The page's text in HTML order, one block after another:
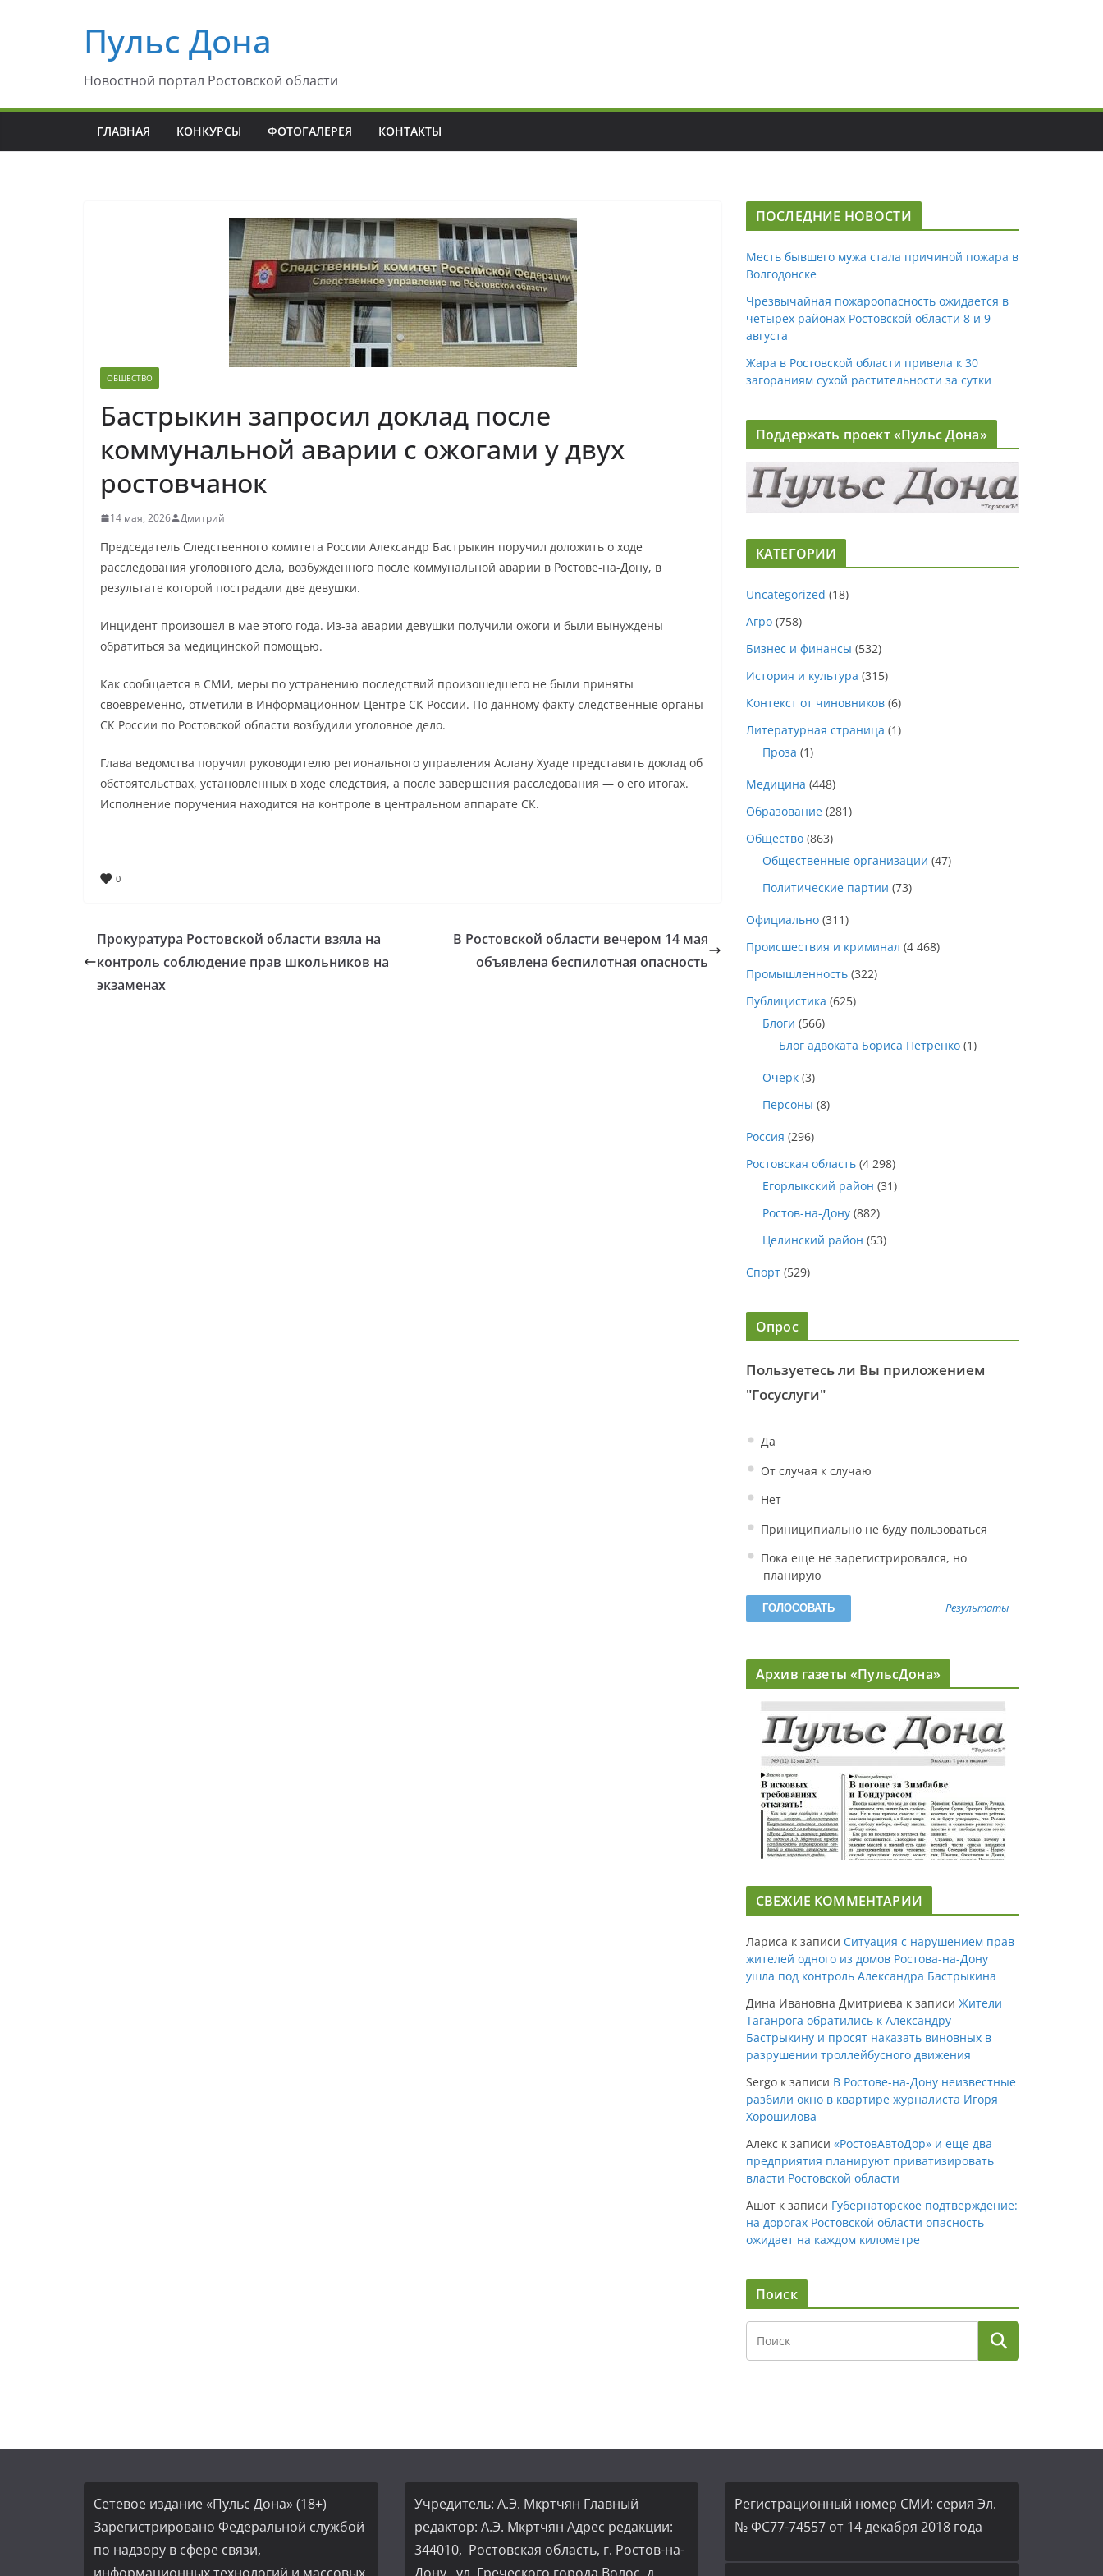
содержимомуПульс Дона
Новостной портал Ростовской области
ГЛАВНАЯ КОНКУРСЫ ФОТОГАЛЕРЕЯ КОНТАКТЫ
ОБЩЕСТВО
Бастрыкин запросил доклад после
коммунальной аварии с ожогами у двух
ростовчанок
14 мая, 2026 Дмитрий
Председатель Следственного комитета России Александр Бастрыкин поручил доложить о ходе
расследования уголовного дела, возбужденного после коммунальной аварии в Ростове-на-Дону, в
результате которой пострадали две девушки.
Инцидент произошел в мае этого года. Из-за аварии девушки получили ожоги и были вынуждены
обратиться за медицинской помощью.
Как сообщается в СМИ, меры по устранению последствий произошедшего не были приняты
своевременно, отметили в Информационном Центре СК России. По данному факту следственные органы
СК России по Ростовской области возбудили уголовное дело.
Глава ведомства поручил руководителю регионального управления Аслану Хуаде представить доклад об
обстоятельствах, установленных в ходе следствия, а после завершения расследования — о его итогах.
Исполнение поручения находится на контроле в центральном аппарате СК.
0
Прокуратура Ростовской области взяла на
контроль соблюдение прав школьников на
экзаменах
В Ростовской области вечером 14 мая
объявлена беспилотная опасность
ПОСЛЕДНИЕ НОВОСТИ
Месть бывшего мужа стала причиной пожара в
Волгодонске
Чрезвычайная пожароопасность ожидается в
четырех районах Ростовской области 8 и 9
августа
Жара в Ростовской области привела к 30
загораниям сухой растительности за сутки
Поддержать проект «Пульс Дона»
КАТЕГОРИИ
Uncategorized (18)
Агро (758)
Бизнес и финансы (532)
История и культура (315)
Контекст от чиновников (6)
Литературная страница (1)
Проза (1)
Медицина (448)
Образование (281)
Общество (863)
Общественные организации (47)
Политические партии (73)
Официально (311)
Происшествия и криминал (4 468)
Промышленность (322)
Публицистика (625)
Блоги (566)
Блог адвоката Бориса Петренко (1)
Очерк (3)
Персоны (8)
Россия (296)
Ростовская область (4 298)
Егорлыкский район (31)
Ростов-на-Дону (882)
Целинский район (53)
Спорт (529)
Опрос
Пользуетесь ли Вы приложением
"Госуслуги"
Да
От случая к случаю
Нет
Приниципиально не буду пользоваться
Пока еще не зарегистрировался, но
планирую
Результаты
Архив газеты «ПульсДона»
СВЕЖИЕ КОММЕНТАРИИ
Лариса к записи Ситуация с нарушением прав
жителей одного из домов Ростова-на-Дону
ушла под контроль Александра Бастрыкина
Дина Ивановна Дмитриева к записи Жители
Таганрога обратились к Александру
Бастрыкину и просят наказать виновных в
разрушении троллейбусного движения
Sergo к записи В Ростове-на-Дону неизвестные
разбили окно в квартире журналиста Игоря
Хорошилова
Алекс к записи «РостовАвтоДор» и еще два
предприятия планируют приватизировать
власти Ростовской области
Ашот к записи Губернаторское подтверждение:
на дорогах Ростовской области опасность
ожидает на каждом километре
Поиск
Сетевое издание «Пульс Дона» (18+)
Зарегистрировано Федеральной службой
по надзору в сфере связи,
Учредитель: А.Э. Мкртчян Главный
редактор: А.Э. Мкртчян Адрес редакции:
344010, Ростовская область, г. Ростов-на-
Регистрационный номер СМИ: серия Эл.
№ ФС77-74557 от 14 декабря 2018 года